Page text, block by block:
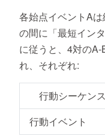
各始点イベントA
の間に「最短イン
に従うと、4対の
れ、それぞれ:
行動シーケンス
行動イベント